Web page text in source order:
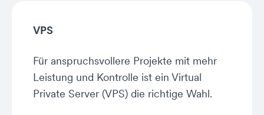
VPS
Für anspruchsvollere Projekte mit mehr
Leistung und Kontrolle ist ein Virtual
Private Server (VPS) die richtige Wahl.